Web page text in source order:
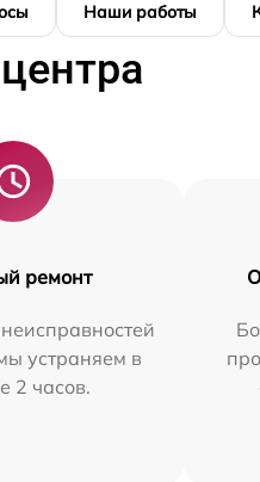
Наши работы
ремонт
устраняем в
2 часов.